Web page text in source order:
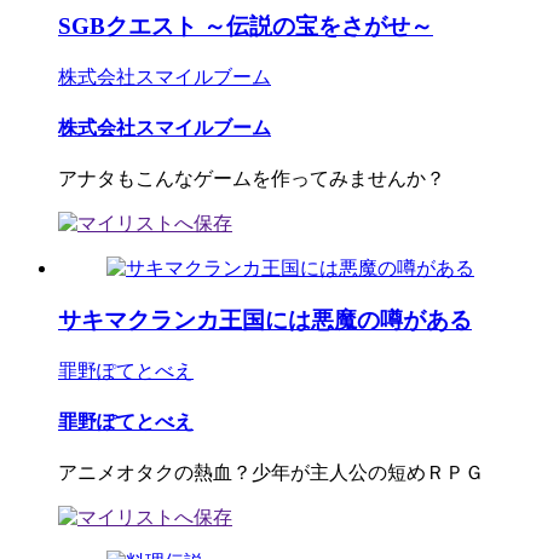
SGBクエスト ～伝説の宝をさがせ～
株式会社スマイルブーム
株式会社スマイルブーム
アナタもこんなゲームを作ってみませんか？
サキマクランカ王国には悪魔の噂がある
罪野ぽてとべえ
罪野ぽてとべえ
アニメオタクの熱血？少年が主人公の短めＲＰＧ